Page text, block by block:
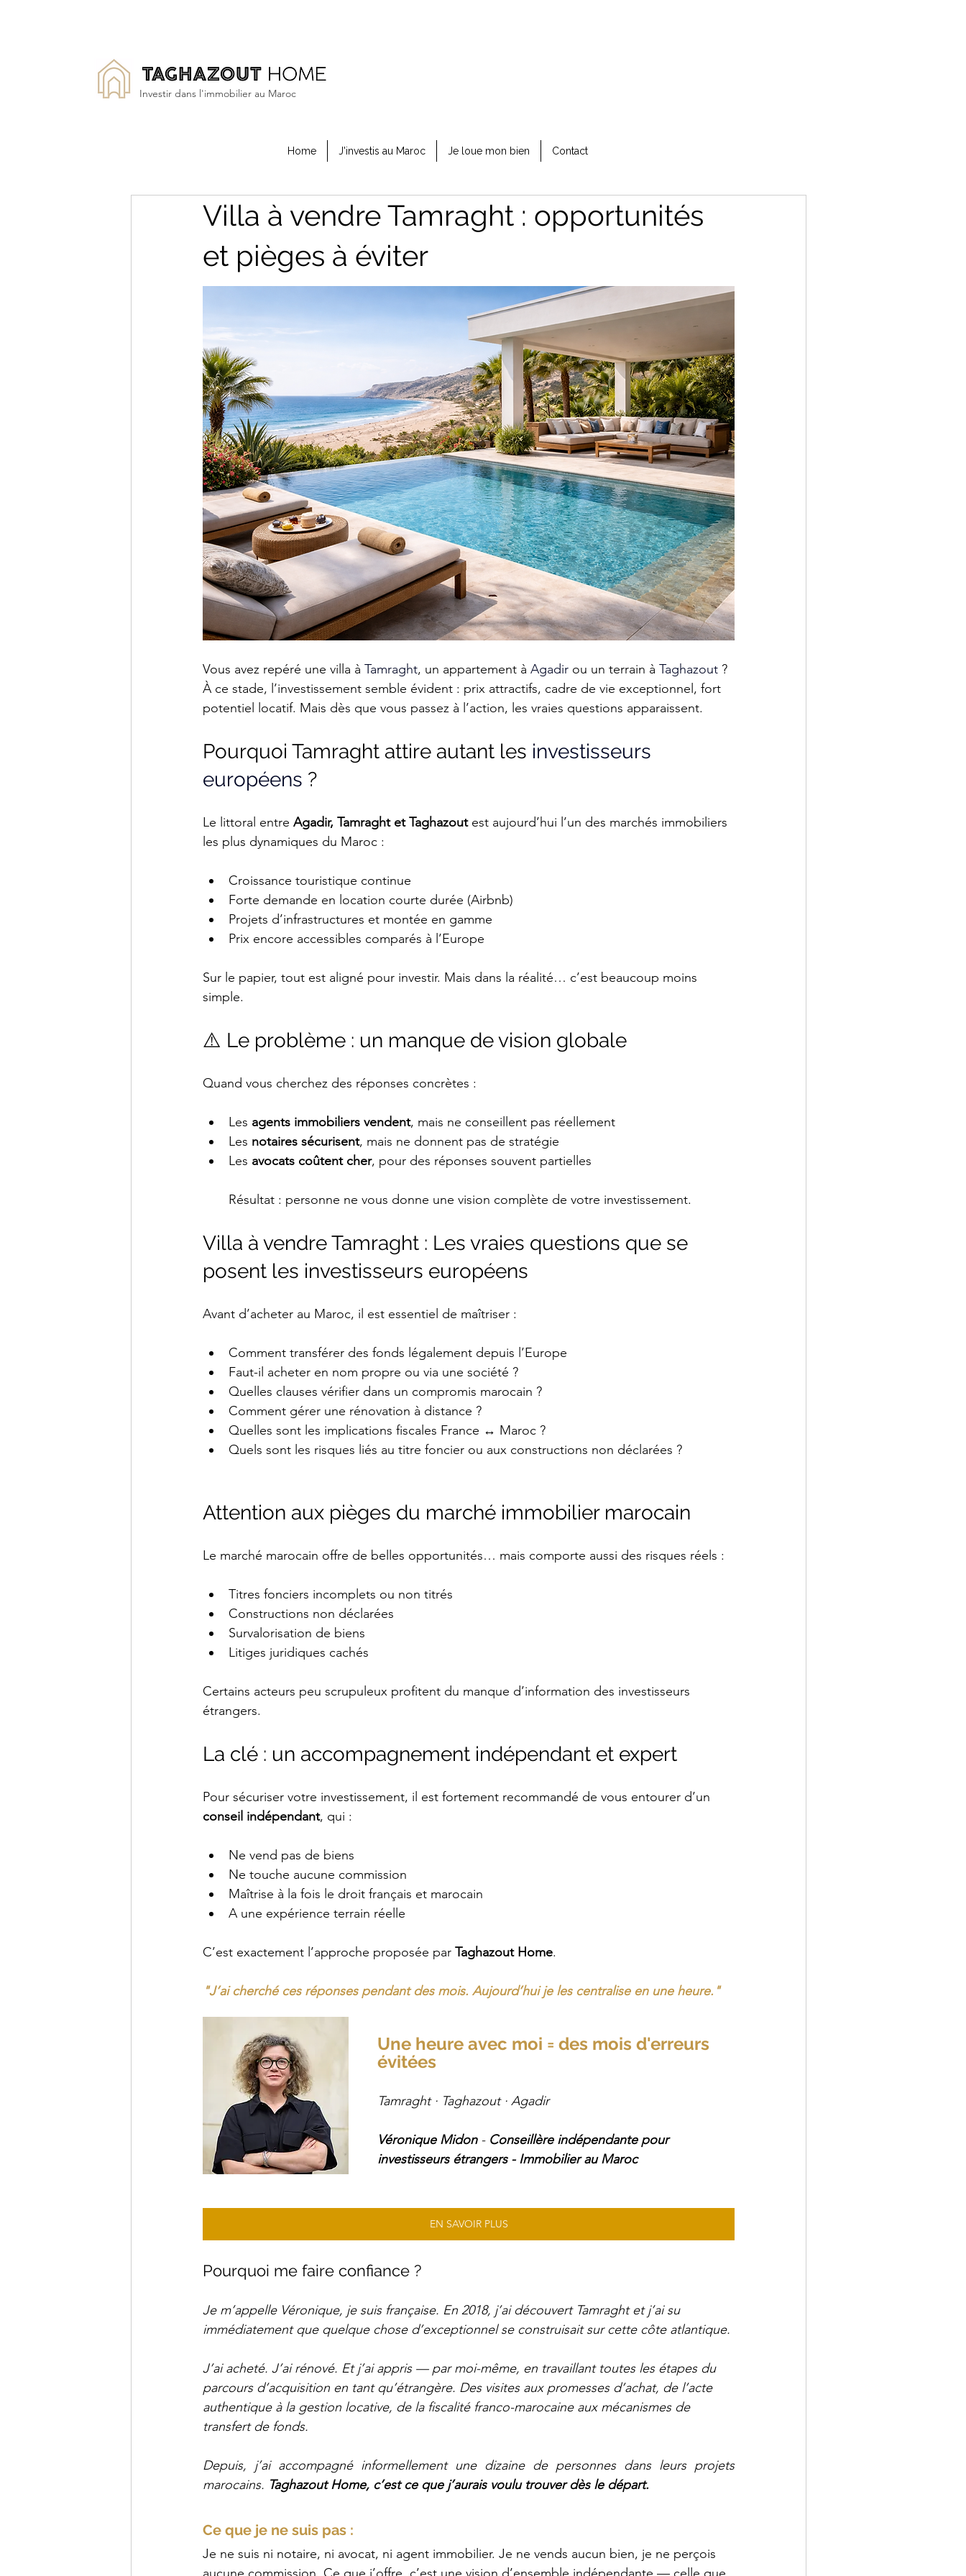
Investir dans l'immobilier au Maroc
Home J'investis au Maroc Je loue mon bien Contact
Villa à vendre Tamraght : opportunités
et pièges à éviter
Vous avez repéré une villa à Tamraght, un appartement à Agadir ou un terrain à Taghazout ?
À ce stade, l’investissement semble évident : prix attractifs, cadre de vie exceptionnel, fort
potentiel locatif. Mais dès que vous passez à l’action, les vraies questions apparaissent.
Pourquoi Tamraght attire autant les investisseurs
européens ?
Le littoral entre Agadir, Tamraght et Taghazout est aujourd’hui l’un des marchés immobiliers
les plus dynamiques du Maroc :
Croissance touristique continue
Forte demande en location courte durée (Airbnb)
Projets d’infrastructures et montée en gamme
Prix encore accessibles comparés à l’Europe
Sur le papier, tout est aligné pour investir. Mais dans la réalité… c’est beaucoup moins
simple.
⚠️ Le problème : un manque de vision globale
Quand vous cherchez des réponses concrètes :
Les agents immobiliers vendent, mais ne conseillent pas réellement
Les notaires sécurisent, mais ne donnent pas de stratégie
Les avocats coûtent cher, pour des réponses souvent partielles
Résultat : personne ne vous donne une vision complète de votre investissement.
Villa à vendre Tamraght : Les vraies questions que se
posent les investisseurs européens
Avant d’acheter au Maroc, il est essentiel de maîtriser :
Comment transférer des fonds légalement depuis l’Europe
Faut-il acheter en nom propre ou via une société ?
Quelles clauses vérifier dans un compromis marocain ?
Comment gérer une rénovation à distance ?
Quelles sont les implications fiscales France ↔ Maroc ?
Quels sont les risques liés au titre foncier ou aux constructions non déclarées ?
Attention aux pièges du marché immobilier marocain
Le marché marocain offre de belles opportunités… mais comporte aussi des risques réels :
Titres fonciers incomplets ou non titrés
Constructions non déclarées
Survalorisation de biens
Litiges juridiques cachés
Certains acteurs peu scrupuleux profitent du manque d’information des investisseurs
étrangers.
La clé : un accompagnement indépendant et expert
Pour sécuriser votre investissement, il est fortement recommandé de vous entourer d’un
conseil indépendant, qui :
Ne vend pas de biens
Ne touche aucune commission
Maîtrise à la fois le droit français et marocain
A une expérience terrain réelle
C’est exactement l’approche proposée par Taghazout Home.
"J’ai cherché ces réponses pendant des mois. Aujourd’hui je les centralise en une heure."
Une heure avec moi = des mois d'erreurs
évitées
Tamraght · Taghazout · Agadir
Véronique Midon - Conseillère indépendante pour
investisseurs étrangers - Immobilier au Maroc
EN SAVOIR PLUS
Pourquoi me faire confiance ?
Je m’appelle Véronique, je suis française. En 2018, j’ai découvert Tamraght et j’ai su
immédiatement que quelque chose d’exceptionnel se construisait sur cette côte atlantique.
J’ai acheté. J’ai rénové. Et j’ai appris — par moi-même, en travaillant toutes les étapes du
parcours d’acquisition en tant qu’étrangère. Des visites aux promesses d’achat, de l’acte
authentique à la gestion locative, de la fiscalité franco-marocaine aux mécanismes de
transfert de fonds.
Depuis, j’ai accompagné informellement une dizaine de personnes dans leurs projets
marocains. Taghazout Home, c’est ce que j’aurais voulu trouver dès le départ.
Ce que je ne suis pas :
Je ne suis ni notaire, ni avocat, ni agent immobilier. Je ne vends aucun bien, je ne perçois